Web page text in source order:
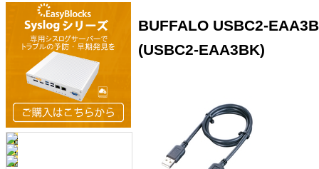
BUFFALO USBC2-
(USBC2-EAA3BK)